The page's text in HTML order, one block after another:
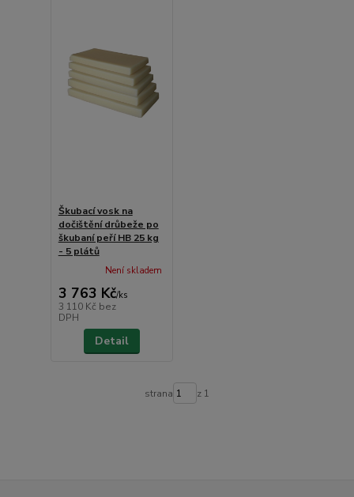
Škubací vosk na
dočištění drůbeže po
škubaní peří HB 25 kg
- 5 plátů
3 763 Kč/ks
3 110 Kč bez
DPH
Není skladem
Detail
strana z 1